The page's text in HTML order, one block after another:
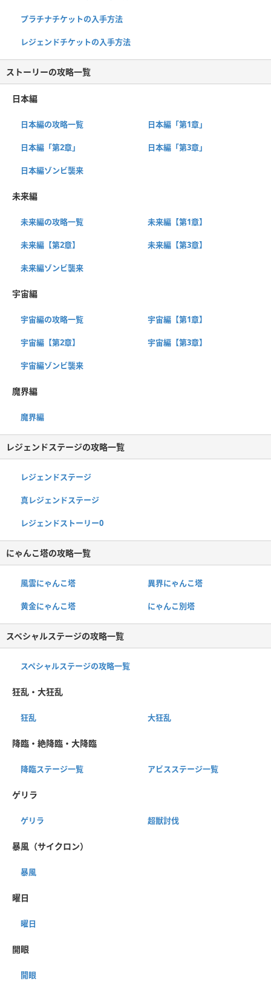
プラチナチケットの入手方法
レジェンドチケットの入手方法
ストーリーの攻略一覧
日本編
日本編の攻略一覧 日本編「第1章」
日本編「第2章」 日本編「第3章」
日本編ゾンビ襲来
未来編
未来編の攻略一覧 未来編【第1章】
未来編【第2章】 未来編【第3章】
未来編ゾンビ襲来
宇宙編
宇宙編の攻略一覧 宇宙編【第1章】
宇宙編【第2章】 宇宙編【第3章】
宇宙編ゾンビ襲来
魔界編
魔界編
レジェンドステージの攻略一覧
レジェンドステージ
真レジェンドステージ
レジェンドストーリー0
にゃんこ塔の攻略一覧
風雲にゃんこ塔 異界にゃんこ塔
黄金にゃんこ塔 にゃんこ別塔
スペシャルステージの攻略一覧
スペシャルステージの攻略一覧
狂乱・大狂乱
狂乱 大狂乱
降臨・絶降臨・大降臨
降臨ステージ一覧 アビスステージ一覧
ゲリラ
ゲリラ 超獣討伐
暴風（サイクロン）
暴風
曜日
曜日
開眼
開眼